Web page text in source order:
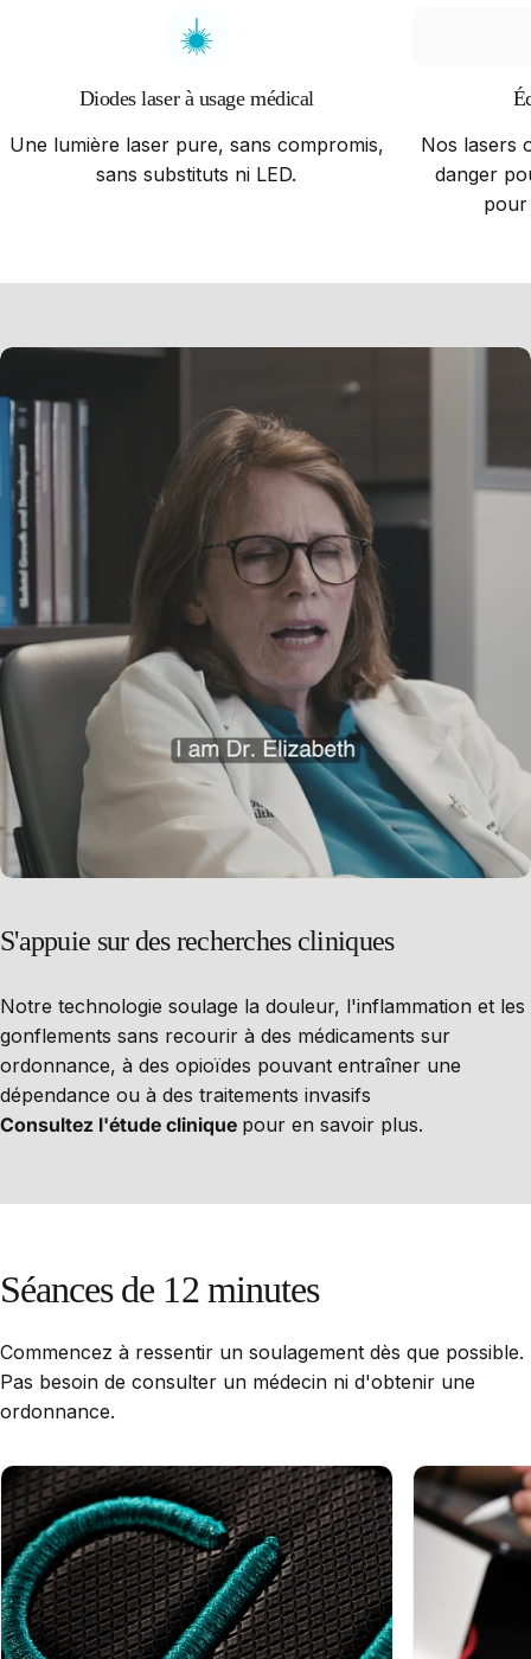
Diodes laser à usage médical
Une lumière laser pure, sans compromis,
sans substituts ni LED.
Nos lasers
danger
pour
S'appuie sur des recherches cliniques
Notre technologie soulage la douleur, l'inflammation et les
gonflements sans recourir à des médicaments sur
ordonnance, à des opioïdes pouvant entraîner une
dépendance ou à des traitements invasifs
Consultez l'étude clinique pour en savoir plus.
Séances de 12 minutes
Commencez à ressentir un soulagement dès que possible.
Pas besoin de consulter un médecin ni d'obtenir une
ordonnance.